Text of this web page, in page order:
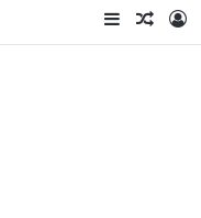
ورودنوشته تصادفی
سایدبار